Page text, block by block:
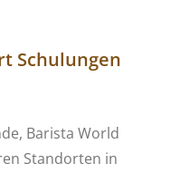
Schulungen
Barista World
Standorten in